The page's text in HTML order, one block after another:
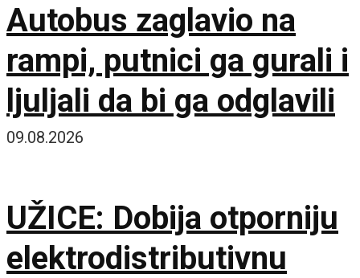
Autobus zaglavio na
rampi, putnici ga gurali i
ljuljali da bi ga odglavili
09.08.2026
UŽICE: Dobija otporniju
elektrodistributivnu